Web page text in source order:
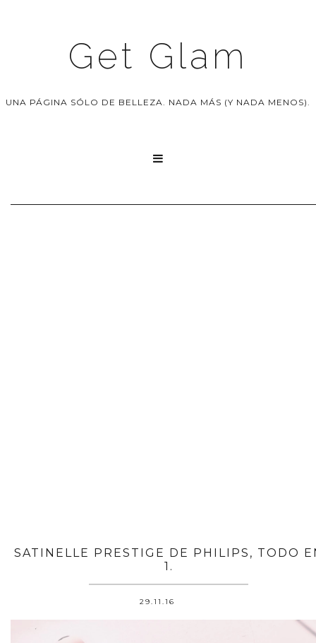
Get Glam
UNA PÁGINA SÓLO DE BELLEZA. NADA MÁS (Y NADA MENOS).

SATINELLE PRESTIGE DE PHILIPS, TODO
1.
29.11.16